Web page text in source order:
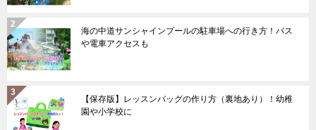
海の中道サンシャインプールの駐車場への行き方！バス
や電車アクセスも
【保存版】レッスンバッグの作り方（裏地あり）！幼稚
園や小学校に